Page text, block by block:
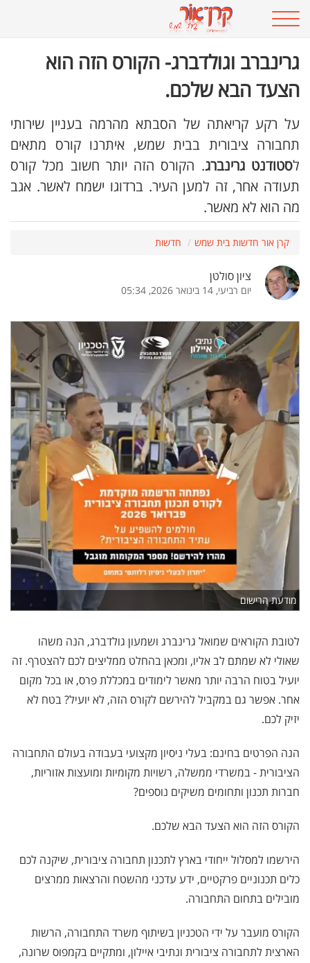
גרינברב וגולדברג- הקורס הזה הוא
הצעד הבא שלכם.
על רקע קריאתה של הסבתא מהרמה בעניין שירותי
תחבורה ציבורית בבית שמש, איתרנו קורס מתאים
לסטודנט גרינברג. הקורס הזה יותר חשוב מכל קורס
תעודה אחר, זה למען העיר. ברדוגו ישמח לאשר. אגב
מה הוא לא מאשר.
קרן אור חדשות בית שמש חדשות
ציון סולטן
יום רביעי, 14 בינואר 2026, 05:34
מודעת הרישום
לטובת הקוראים שמואל גרינברג ושמעון גולדברג, הנה משהו
שאולי לא שמתם לב אליו, ומכאן בהחלט ממליצים לכם להצטרף. זה
יועיל בטוח הרבה יותר מאשר לימודים במכללת פרס, או בכל מקום
אחר. אפשר גם במקביל להירשם לקורס הזה, לא יועיל? בטח לא
יזיק לכם.
הנה הפרטים בחינם: בעלי ניסיון מקצועי בעבודה בעולם התחבורה
הציבורית - במשרדי ממשלה, רשויות מקומיות ומועצות אזוריות,
חברות תכנון ותחומים משיקים נוספים?
הקורס הזה הוא הצעד הבא שלכם.
הירשמו למסלול ייחודי בארץ לתכנון תחבורה ציבורית, שיקנה לכם
כלים תכנוניים פרקטיים, ידע עדכני מהשטח והרצאות ממרצים
מובילים בתחום התחבורה.
הקורס מועבר על ידי הטכניון בשיתוף משרד התחבורה, הרשות
הארצית לתחבורה ציבורית ונתיבי איילון, ומתקיים בקמפוס שרונה,